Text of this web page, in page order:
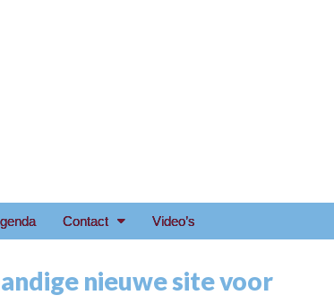
Arnhem e.o.
Contact Video’s
nieuwe site voor